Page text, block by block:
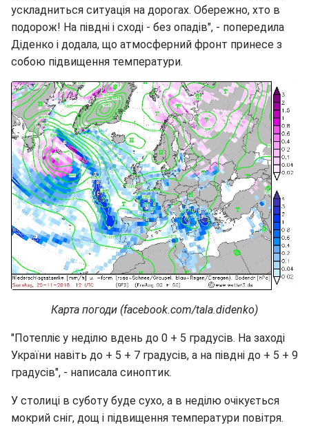
ускладниться ситуація на дорогах. Обережно, хто в
подорож! На півдні і сході - без опадів", - попередила
Діденко і додала, що атмосферний фронт принесе з
собою підвищення температури.
Карта погоди (facebook.com/tala.didenko)
"Потепліє у неділю вдень до 0 + 5 градусів. На заході
України навіть до + 5 + 7 градусів, а на півдні до + 5 + 9
градусів", - написала синоптик.
У столиці в суботу буде сухо, а в неділю очікується
мокрий сніг, дощ і підвищення температури повітря.